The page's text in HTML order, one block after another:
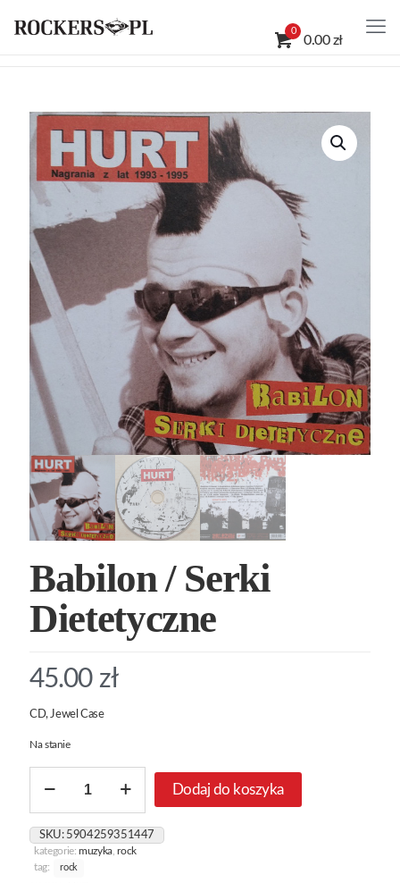
0
0.00 zł
Babilon / Serki
Dietetyczne
45.00 zł
CD, Jewel Case
Na stanie
Babilon
Serki
Dietetyczne
Dodaj do koszyka
SKU: 5904259351447
kategorie:muzyka ,rock
tag:
rock